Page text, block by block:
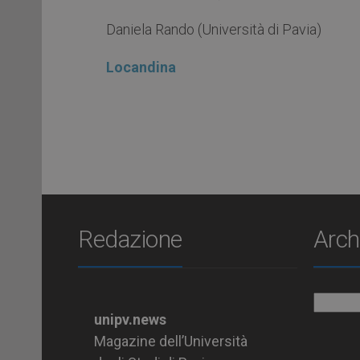
Daniela Rando (Università di Pavia)
Locandina
Redazione
unipv.news
Magazine dell’Università